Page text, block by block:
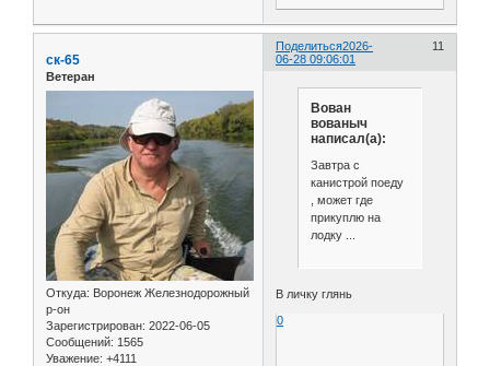
Поделиться 11
2026-
06-28 09:06:01
ск-65
Ветеран
Откуда: Воронеж Железнодорожный
р-он
Зарегистрирован: 2022-06-05
Сообщений: 1565
Уважение: +4111
Вован
вованыч
написал(а):
Завтра с
канистрой поеду
, может где
прикуплю на
лодку ...
В личку глянь
0